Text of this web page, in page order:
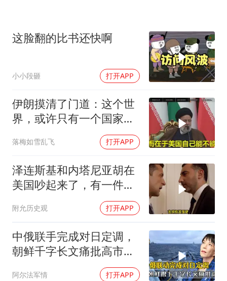
中国女篮70-67险胜尼日利亚女篮
名创优品回应女子吐槽内裤质量差
夯实基础开新局
这脸翻的比书还快啊
小小段砸 打开APP
伊朗摸清了门道：这个世
界，或许只有一个国家，
落梅如雪乱飞 打开APP
泽连斯基和内塔尼亚胡在
美国吵起来了，有一件事
附允历史观 打开APP
中俄联手完成对日定调，
朝鲜千字长文痛批高市，
阿尔法军情 打开APP